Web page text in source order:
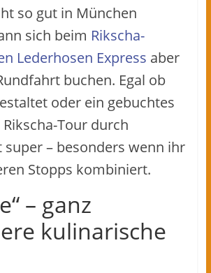
so gut in München
sich beim Rikscha-
Lederhosen Express aber
buchen. Egal ob
oder ein gebuchtes
Rikscha-Tour durch
super – besonders wenn ihr
Stopps kombiniert.
– ganz
kulinarische